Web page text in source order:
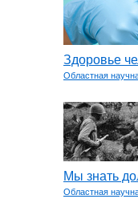
Здоровье
Областная
Мы знать
Областная